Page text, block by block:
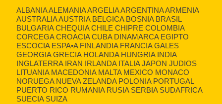
ALBANIA ALEMANIA ARGELIA ARGENTINA ARMENIA
AUSTRALIA AUSTRIA BELGICA BOSNIA BRASIL
BULGARIA CHEQUIA CHILE CHIPRE COLOMBIA
CORCEGA CROACIA CUBA DINAMARCA EGIPTO
ESCOCIA ESPA•A FINLANDIA FRANCIA GALES
GEORGIA GRECIA HOLANDA HUNGRIA INDIA
INGLATERRA IRAN IRLANDA ITALIA JAPON JUDIOS
LITUANIA MACEDONIA MALTA MEXICO MONACO
NORUEGA NUEVA ZELANDA POLONIA PORTUGAL
PUERTO RICO RUMANIA RUSIA SERBIA SUDAFRICA
SUECIA SUIZA